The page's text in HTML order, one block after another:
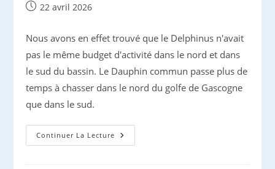
Publication
22 avril 2026
Nous avons en effet trouvé que le Delphinus n'avait
pas le même budget d'activité dans le nord et dans
le sud du bassin. Le Dauphin commun passe plus de
temps à chasser dans le nord du golfe de Gascogne
que dans le sud.
Continuer La Lecture Conférence
De